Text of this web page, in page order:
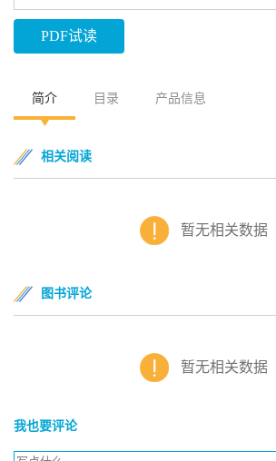
PDF试读
简介 目录 产品信息
相关阅读
暂无相关数据
图书评论
暂无相关数据
我也要评论